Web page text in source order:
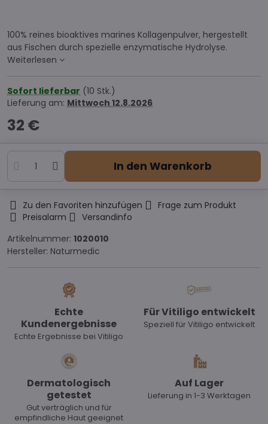
100% reines bioaktives marines Kollagenpulver, hergestellt
aus Fischen durch spezielle enzymatische Hydrolyse.
Weiterlesen
Sofort lieferbar (10 Stk.)
Lieferung am: Mittwoch 12.8.2026
32 €
In den Warenkorb
Zu den Favoriten hinzufügen
Frage zum Produkt
Preisalarm
Versandinfo
Artikelnummer: 1020010
Hersteller: Naturmedic
Echte
Kundenergebnisse
Echte Ergebnisse bei Vitiligo
Für Vitiligo entwickelt
Speziell für Vitiligo entwickelt
Dermatologisch
getestet
Gut verträglich und für
empfindliche Haut geeignet
Auf Lager
Lieferung in 1-3 Werktagen